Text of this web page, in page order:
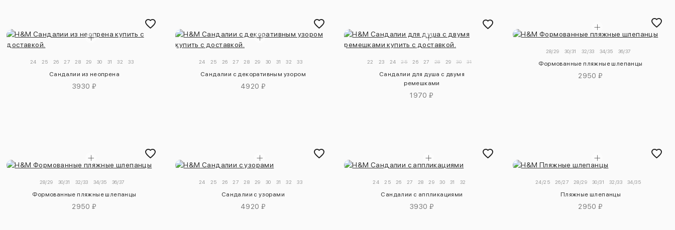
24 25 26 27 28 29 30 31 32 33
Сандалии из неопрена
3930 ₽
24 25 26 27 28 29 30 31 32 33
Сандалии с декоративным узором
4920 ₽
22 23 24 25 26 27 28 29 30 31
Сандалии для душа с двумя
ремешками
1970 ₽
28/29 30/31 32/33 34/35 36/37
Формованные пляжные шлепанцы
2950 ₽
28/29 30/31 32/33 34/35 36/37
Формованные пляжные шлепанцы
2950 ₽
24 25 26 27 28 29 30 31 32 33
Сандалии с узорами
4920 ₽
24 25 26 27 28 29 30 31 32
Сандалии с аппликациями
3930 ₽
24/25 26/27 28/29 30/31 32/33 34/35
Пляжные шлепанцы
2950 ₽